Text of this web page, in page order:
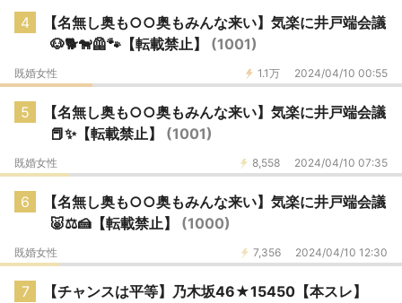
4
【名無し奥も○○奥もみんな来い】気楽に井戸端会議
🐶🐕🐕‍🦺🐾【転載禁止】 (1001)
1.1万 2024/04/10 00:55
既婚女性
5
【名無し奥も○○奥もみんな来い】気楽に井戸端会議
📕✨【転載禁止】 (1001)
8,558 2024/04/10 07:35
既婚女性
6
【名無し奥も○○奥もみんな来い】気楽に井戸端会議
🐷⚖️🍰【転載禁止】 (1000)
7,356 2024/04/10 12:30
既婚女性
7
【チャンスは平等】乃木坂46★15450【本スレ】